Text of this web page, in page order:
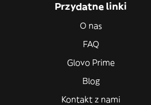
Przydatne linki
O nas
FAQ
Glovo Prime
Blog
Kontakt z nami